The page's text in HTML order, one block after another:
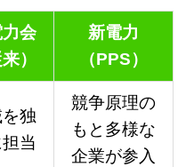
会
）
新電力
（PPS）
独
当
競争原理の
もと多様な
企業が参入